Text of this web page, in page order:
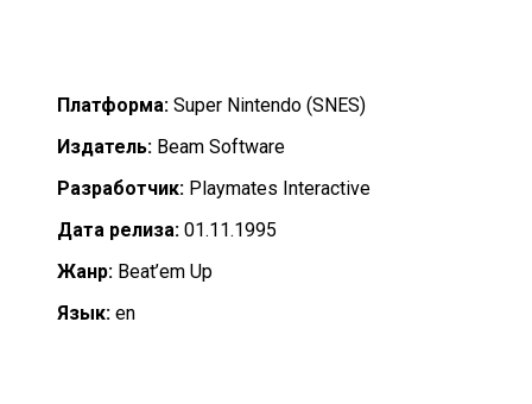
Платформа: Super Nintendo (SNES)
Издатель: Beam Software
Разработчик: Playmates Interactive
Дата релиза: 01.11.1995
Жанр: Beat’em Up
Язык: en